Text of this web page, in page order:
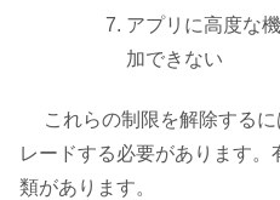
アプリに高度な
加できない
これらの制限を解除するに
レードする必要があります
類があります。